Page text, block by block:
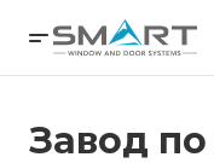
Завод